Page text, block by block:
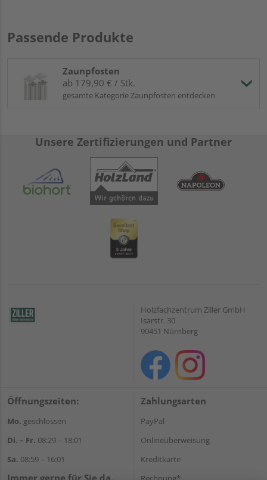
Passende Produkte
Zaunpfosten
ab 179,90 € / Stk.
gesamte Kategorie Zaunpfosten entdecken
Unsere Zertifizierungen und Partner
Holzfachzentrum Ziller GmbH
Isarstr. 30
90451 Nürnberg
Öffnungszeiten:
Mo. geschlossen
Di. – Fr. 08:29 – 18:01
Sa. 08:59 – 16:01
Immer gerne für Sie da.
Zahlungsarten
PayPal
Onlineüberweisung
Kreditkarte